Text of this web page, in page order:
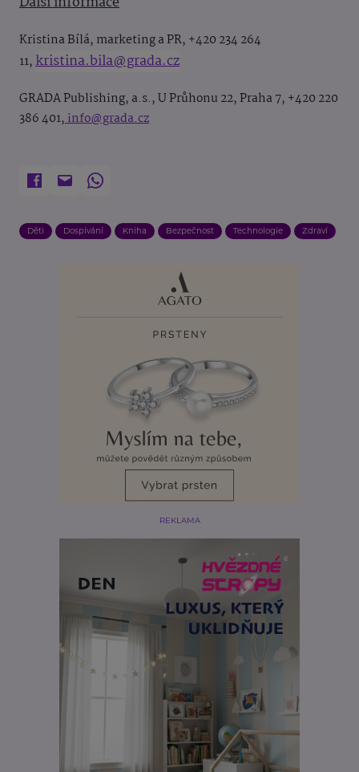
Kristina Bílá, marketing a PR, +420 234 264
11,kristina.bila@grada.cz
GRADA Publishing, a.s., U Průhonu 22, Praha 7, +420 220
386 401,info@grada.cz
Děti Dospívání Kniha Bezpečnost Technologie Zdraví
REKLAMA